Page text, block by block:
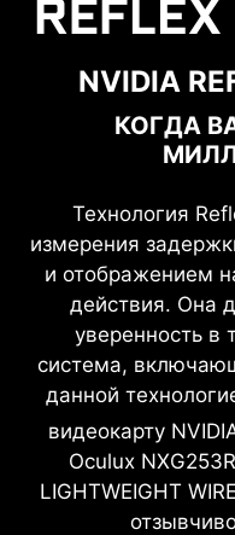
NVIDIA
КОГДА
Технология
измерения
и отображением
действия. Она
уверенность в
система,
данной
видеокарту
Oculux
LIGHTWEIGHT